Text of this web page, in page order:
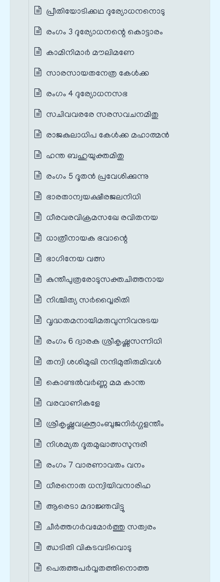
പ്രീതിയോടിക്കഥ ദുര്യോധനനൊടു
രംഗം 3 ദുര്യോധനന്റെ കൊട്ടാരം
കാമിനിമാർ മൗലിമണേ
സാരസായതനേത്ര കേൾക്ക
രംഗം 4 ദുര്യോധനസഭ
സചിവവരരേ സരസവചനമിതു
രാജകുലാധിപ കേൾക്ക മഹാത്മൻ
ഹന്ത ബഹുയുക്തമിതു
രംഗം 5 ദൂതൻ പ്രവേശിക്കുന്നു
ഭാരതാന്വയക്ഷീരജലനിധി
ധീരവരവിക്രമസഖേ രവിതനയ
ധാത്രീനായക ഭവാന്റെ
ഭാഗിനേയ വത്സ
കുന്തീപുത്രരോടുസക്തചിത്തനായ
നിശ്ചിത്യ സർവ്വൈരിതി
വൃദ്ധതമനായിമരുവുന്നിവനുടയ
രംഗം 6 ദ്വാരക ശ്രീകൃഷ്ണസന്നിധി
തന്വി ശശിമുഖി നന്ദിമുതിരുമിവൾ
കൊണ്ടൽവർണ്ണ മമ കാന്ത
വരവാണികളേ
ശ്രീകൃഷ്ണവക്ത്രാംബുജനിർഗ്ഗളന്തീം
നിശമ്യത ദൂതമുഖാത്സസുന്ദരീ
രംഗം 7 വാരണാവതം വനം
ധീരനൊരു ധന്വിയിവനാരിഹ
ആരെടാ മദാജ്ഞവിട്ടു
ചീർത്തഗർവമോർത്തു സത്വരം
ഝടിതി വികടവടിവൊടു
പെരുത്തപർവ്വതത്തിനൊത്ത